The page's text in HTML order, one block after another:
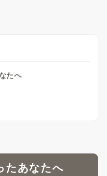
たへ
たあなたへ